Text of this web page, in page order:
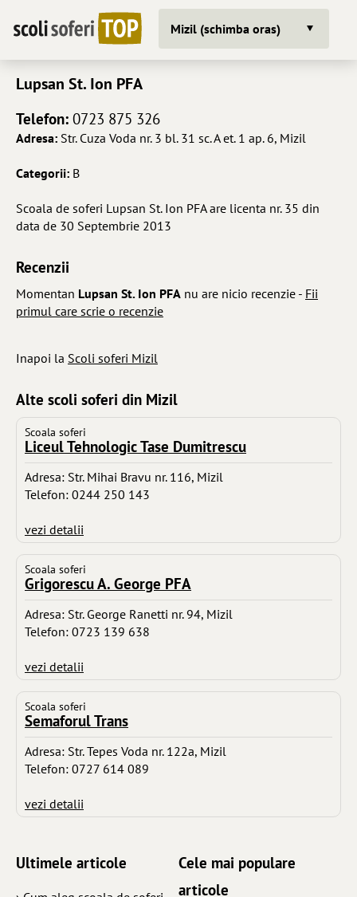
Mizil (schimba oras)
Lupsan St. Ion PFA
Telefon: 0723 875 326
Adresa: Str. Cuza Voda nr. 3 bl. 31 sc. A et. 1 ap. 6, Mizil
Categorii: B
Scoala de soferi Lupsan St. Ion PFA are licenta nr. 35 din
data de 30 Septembrie 2013
Recenzii
Momentan Lupsan St. Ion PFA nu are nicio recenzie - Fii
primul care scrie o recenzie
Inapoi la Scoli soferi Mizil
Alte scoli soferi din Mizil
Scoala soferi
Liceul Tehnologic Tase Dumitrescu
Adresa: Str. Mihai Bravu nr. 116, Mizil
Telefon: 0244 250 143
vezi detalii
Scoala soferi
Grigorescu A. George PFA
Adresa: Str. George Ranetti nr. 94, Mizil
Telefon: 0723 139 638
vezi detalii
Scoala soferi
Semaforul Trans
Adresa: Str. Tepes Voda nr. 122a, Mizil
Telefon: 0727 614 089
vezi detalii
Ultimele articole
Cele mai populare
articole